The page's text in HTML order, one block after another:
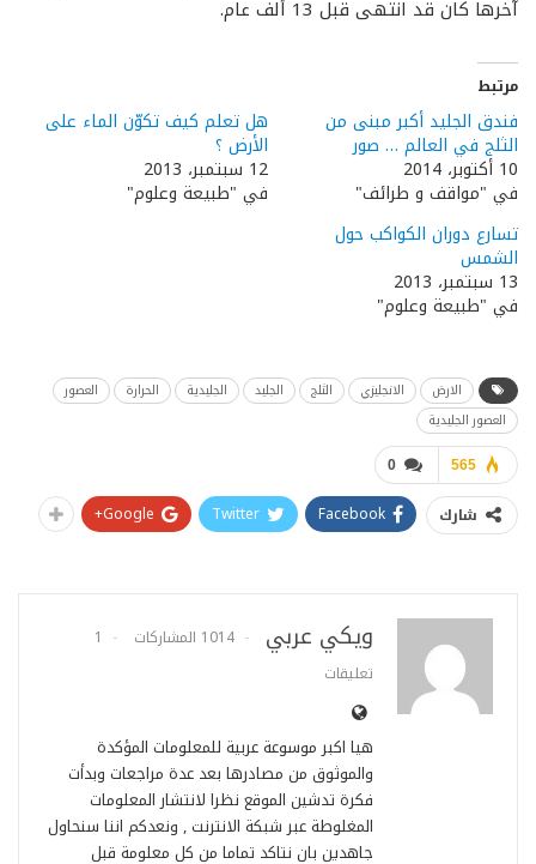
آخرها كان قد انتهى قبل 13 ألف عام.
مرتبط
فندق الجليد أكبر مبنى من
الثلج في العالم … صور
10 أكتوبر، 2014
في "مواقف و طرائف"
هل تعلم كيف تكوّن الماء على
الأرض ؟
12 سبتمبر، 2013
في "طبيعة وعلوم"
تسارع دوران الكواكب حول
الشمس
13 سبتمبر، 2013
في "طبيعة وعلوم"
الارض الانجليزي الثلج الجليد الجليدية الحرارة
العصور
العصور الجليدية
0 565
شارك Facebook
Twitter
Google+
ويكي عربي 1014 المشاركات
1
تعليقات
هيا اكبر موسوعة عربية للمعلومات المؤكدة
والموثوق من مصادرها بعد عدة مراجعات وبدأت
فكرة تدشين الموقع نظرا لانتشار المعلومات
المغلوطة عبر شبكة الانترنت , ونعدكم اننا سنحاول
جاهدين بان نتاكد تماما من كل معلومة قبل